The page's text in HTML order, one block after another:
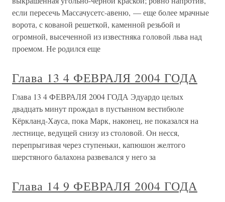
если пересечь Массачусетс-авеню, — еще более мрачные
ворота, с кованой решеткой, каменной резьбой и
огромной, высеченной из известняка головой льва над
проемом. Не родился еще
Глава 13 4 ФЕВРАЛЯ 2004 ГОДА
Глава 13 4 ФЕВРАЛЯ 2004 ГОДА Эдуардо целых
двадцать минут прождал в пустынном вестибюле
Кёркланд-Хауса, пока Марк, наконец, не показался на
лестнице, ведущей снизу из столовой. Он несся,
перепрыгивая через ступеньки, капюшон желтого
шерстяного балахона развевался у него за
Глава 14 9 ФЕВРАЛЯ 2004 ГОДА